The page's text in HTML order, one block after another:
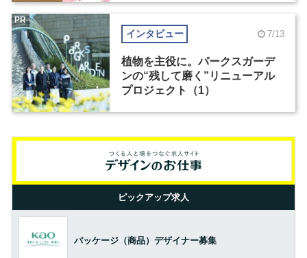
インタビュー 7/13
植物を主役に。パークスガーデ
ンの“残して磨く”リニューアル
プロジェクト（1）
PR
ピックアップ求人
パッケージ（商品）デザイナー募集